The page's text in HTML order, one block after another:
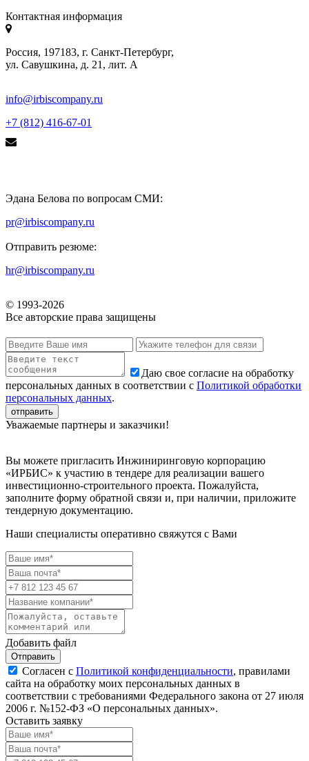
Контактная информация
Россия, 197183, г. Санкт-Петербург,
ул. Савушкина, д. 21, лит. А
info@irbiscompany.ru
+7 (812) 416-67-01
Эдана Белова по вопросам СМИ:
pr@irbiscompany.ru
Отправить резюме:
hr@irbiscompany.ru
© 1993-2026
Все авторские права защищены
Даю свое согласие на обработку
персональных данных в соответствии с Политикой обработки
персональных данных.
Уважаемые партнеры и заказчики!
Вы можете пригласить Инжиниринговую корпорацию
«ИРБИС» к участию в тендере для реализации вашего
инвестиционно-строительного проекта. Пожалуйста,
заполните форму обратной связи и, при наличии, приложите
тендерную документацию.
Наши специалисты оперативно свяжутся с Вами
Добавить файл
Отправить
Согласен с Политикой конфиденциальности, правилами
сайта на обработку моих персональных данных в
соответствии с требованиями Федерального закона от 27 июля
2006 г. №152-ФЗ «О персональных данных».
Оставить заявку